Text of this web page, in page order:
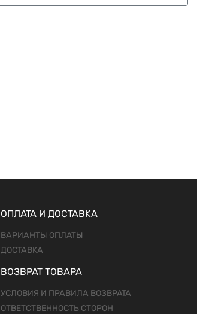
ОПЛАТА И ДОСТАВКА
ВАРИАНТЫ ОПЛАТЫ
ДОСТАВКА
ВОЗВРАТ ТОВАРА
УСЛОВИЯ И ПРАВИЛА ВОЗВРАТА
ОТВЕТСТВЕННОСТЬ СТОРОН